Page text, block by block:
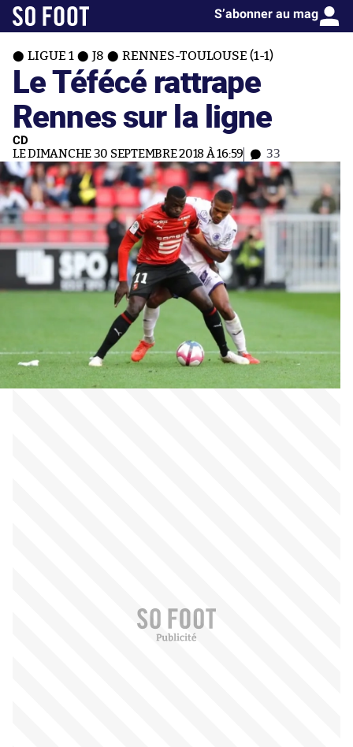
S’abonner au mag
LIGUE 1 J8 RENNES-TOULOUSE (1-1)
Le Téfécé rattrape
Rennes sur la ligne
CD
LE DIMANCHE 30 SEPTEMBRE 2018 À 16:59 33